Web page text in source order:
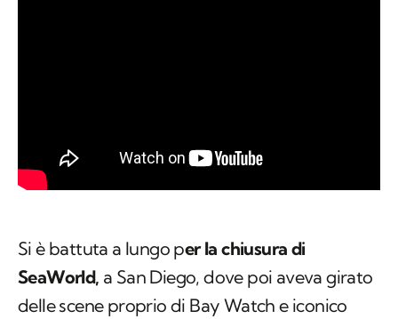
Si è battuta a lungo per la chiusura di
SeaWorld, a San Diego, dove poi aveva girato
delle scene proprio di Bay Watch e iconico